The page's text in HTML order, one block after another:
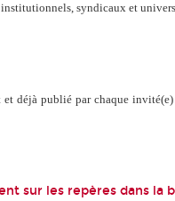
syndicaux et
déjà publié par chaque
sur les repères dans la